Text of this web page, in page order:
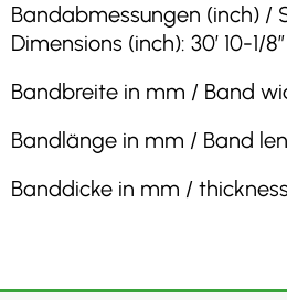
Bandabmessungen (inch) /
Dimensions (inch): 30′ 10-1/
Bandbreite in mm / Band
Bandlänge in mm / Band
Banddicke in mm /